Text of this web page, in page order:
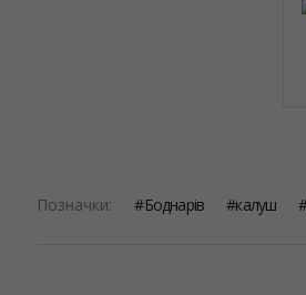
Позначки: Боднарів калуш